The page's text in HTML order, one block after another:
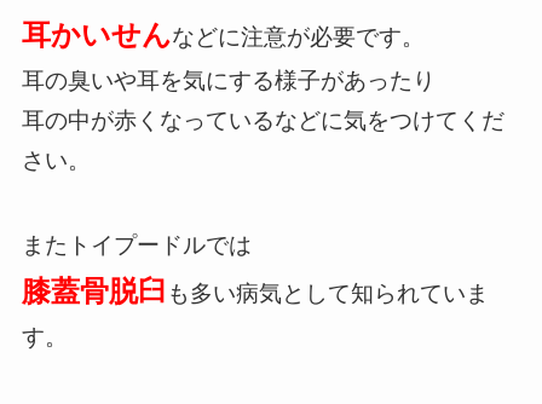
耳かいせんなどに注意が必要です。
耳の臭いや耳を気にする様子があったり
耳の中が赤くなっているなどに気をつけてくだ
さい。
またトイプードルでは
膝蓋骨脱臼 も多い病気として知られていま
す。